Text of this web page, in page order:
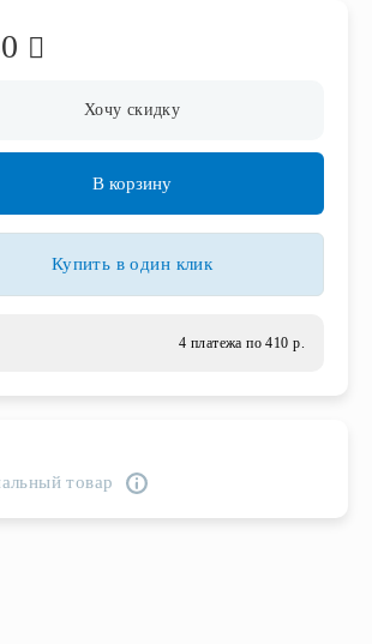
Хочу скидку
В корзину
Купить в один клик
4 платежа по 410 р.
товар